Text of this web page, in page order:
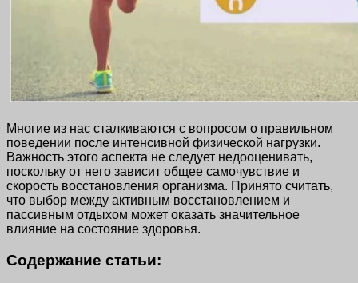
Многие из нас сталкиваются с вопросом о правильном
поведении после интенсивной физической нагрузки.
Важность этого аспекта не следует недооценивать,
поскольку от него зависит общее самочувствие и
скорость восстановления организма. Принято считать,
что выбор между активным восстановлением и
пассивным отдыхом может оказать значительное
влияние на состояние здоровья.
Содержание статьи: